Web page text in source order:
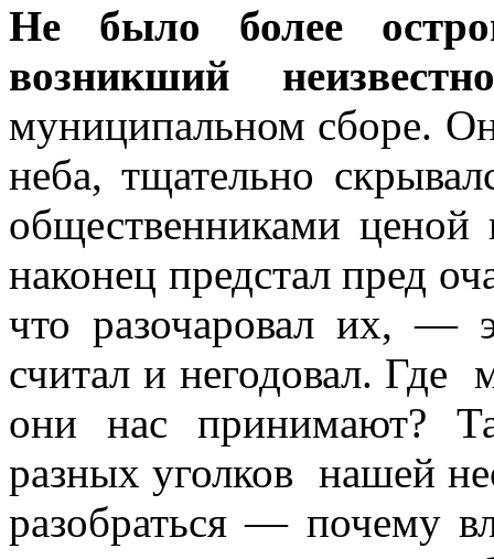
Не было более
возникший
муниципальном сборе.
неба, тщательно
общественниками
наконец предстал пред
что разочаровал их, —
считал и негодовал. Где
они нас принимают?
разных уголков нашей
разобраться — почему